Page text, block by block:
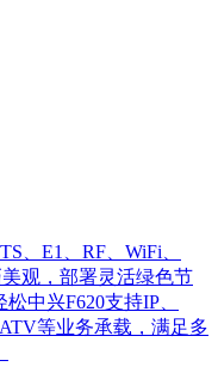
、E1、RF、WiFi、
观，部署灵活绿色节
中兴F620支持IP、
等业务承载，满足多